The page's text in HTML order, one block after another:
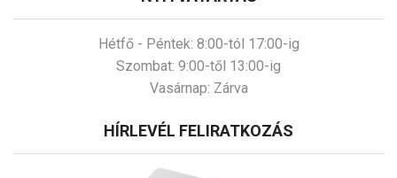
Hétfő - Péntek: 8:00-tól 17:00-ig
Szombat: 9:00-től 13:00-ig
Vasárnap: Zárva
HÍRLEVÉL FELIRATKOZÁS